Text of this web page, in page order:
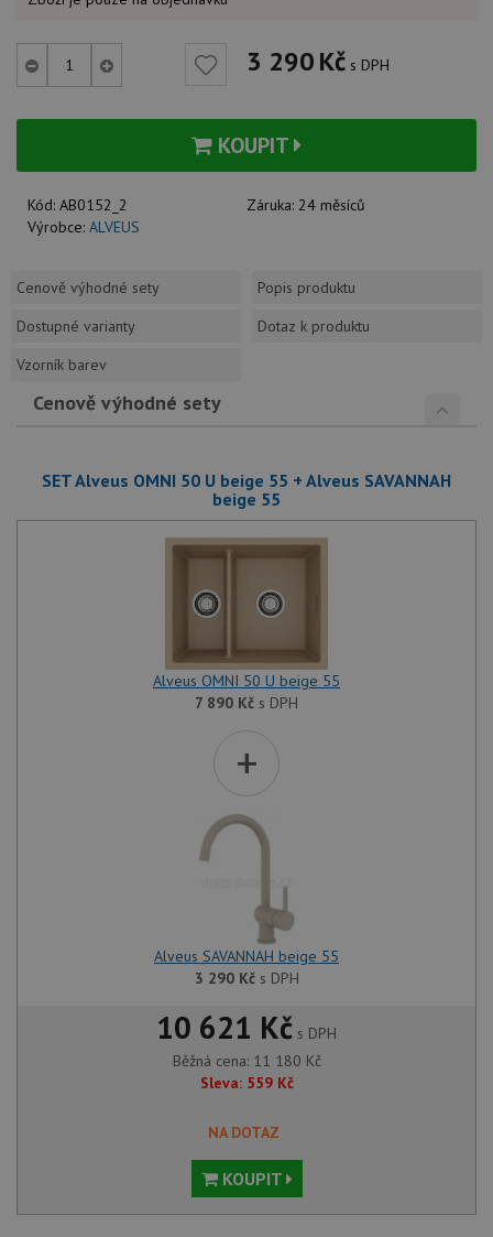
3 290Kč s DPH
KOUPIT
Kód: AB0152_2 Záruka: 24 měsíců
Výrobce: ALVEUS
Cenově výhodné sety
Popis produktu
Dostupné varianty
Dotaz k produktu
Vzorník barev
Cenově výhodné sety
SET Alveus OMNI 50 U beige 55 + Alveus SAVANNAH
beige 55
Alveus OMNI 50 U beige 55
7 890 Kč s DPH
+
Alveus SAVANNAH beige 55
3 290 Kčs DPH
10 621 Kč s DPH
Běžná cena: 11 180 Kč
Sleva: 559 Kč
NA DOTAZ
KOUPIT